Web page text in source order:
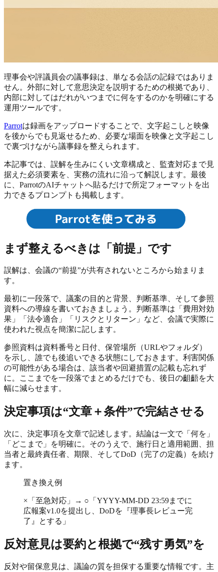
理事会や評議員会の議事録は、単なる会話の記録ではありま
せん。外部に対して意思決定を説明するための根拠であり、
内部に対してはだれがいつまでに何をするのかを明確にする
運用ツールです。
Parrotは録画をアップロードすることで、文字起こしと映像
を後からでも見返せるため、必要な場面を映像と文字起こし
で裏づけながら議事録を整えられます。
本記事では、誤解を生みにくい文章構成と、監査対応まで見
据えた必須要素を、実務の流れに沿って解説します。最後
に、ParrotのAIチャットへ貼るだけで所定フォーマットを出
力できるプロンプトも掲載します。
まず整えるべきは「前提」です
誤解は、会議の“前提”が共有されないところから始まりま
す。
最初に一段落で、議案の目的と背景、判断基準、そして参照
資料への導線を書いておきましょう。判断基準は「費用対効
果」「法令適合」「リスクとリターン」など、会議で実際に
使われた視点を簡潔に記します。
参照資料は資料番号と日付、保管場所（URLやフォルダ）
を示し、誰でも後追いできる状態にしておきます。利害関係
の可能性がある場合は、該当者や回避措置の記載も忘れず
に。ここまでを一段落でまとめるだけでも、後日の齟齬を大
幅に減らせます。
決定事項は“文章＋条件”で完結させる
次に、決定事項を文章で記述します。結論は一文で「何を」
「どこまで」を明確に。そのうえで、施行日と適用範囲、担
当者と最終責任者、期限、そしてDoD（完了の定義）を続け
ます。
置き換え例
×「至急対応」→ ○「YYYY-MM-DD 23:59までに
広報案v1.0を提出し、DoDを『理事長レビュー完
了』とする」
反対意見は要約と根拠で“残す勇気”を
反対や留保意見は、議論の質を担保する重要な情報です。主